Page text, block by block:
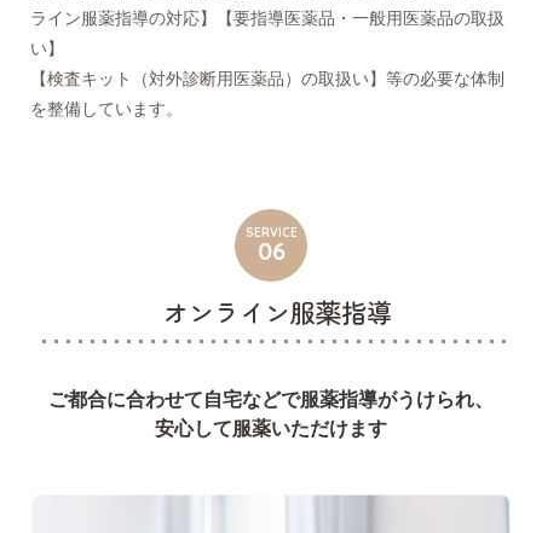
ライン服薬指導の対応】【要指導医薬品・一般用医薬品の取扱
い】
【検査キット（対外診断用医薬品）の取扱い】等の必要な体制
を整備しています。
SERVICE
06
オンライン服薬指導
ご都合に合わせて自宅などで服薬指導がうけられ、
安心して服薬いただけます